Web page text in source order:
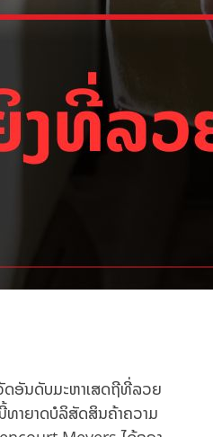
ດອັນດັບມະຫາເສດຖີທີ່ລວຍ
ທາຍາດບໍລິສັດສິນຄ້າຄວາມ